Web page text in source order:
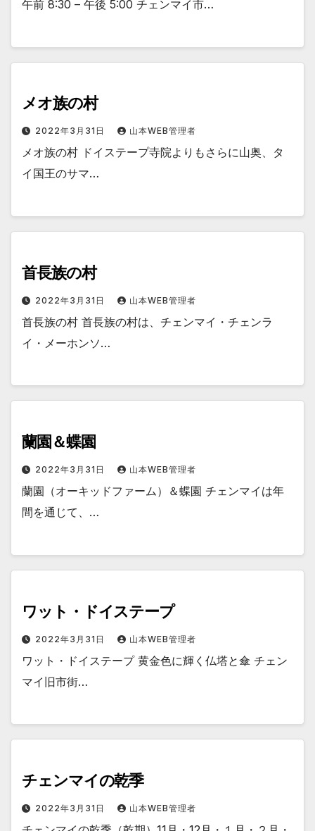
午前 8:30 – 午後 5:00 チェンマイ市…
メオ族の村
2022年3月31日 山本WEB管理者
メオ族の村 ドイステープ寺院よりもさらに山奥、タ
イ国王のサマ…
首長族の村
2022年3月31日 山本WEB管理者
首長族の村 首長族の村は、チェンマイ・チェンラ
イ・メーホンソ…
蘭園＆蝶園
2022年3月31日 山本WEB管理者
蘭園（オーキッドファーム）＆蝶園 チェンマイは年
間を通じて、…
ワット・ドイステープ
2022年3月31日 山本WEB管理者
ワット・ドイステープ 黄金色に輝く仏塔と傘 チェン
マイ旧市街…
チェンマイの乾季
2022年3月31日 山本WEB管理者